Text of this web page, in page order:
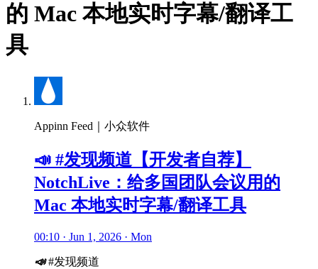
的 Mac 本地实时字幕/翻译工
具
Appinn Feed｜小众软件
📣 #发现频道【开发者自荐】
NotchLive：给多国团队会议用的
Mac 本地实时字幕/翻译工具
00:10 · Jun 1, 2026 · Mon
📣#发现频道